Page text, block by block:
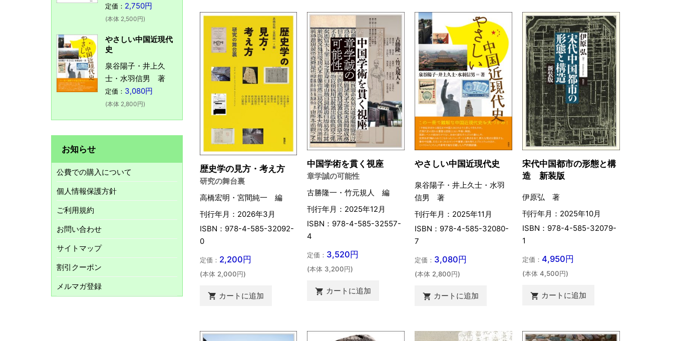
歴史学の見方・考え方
研究の舞台裏
高橋宏明・宮間純一 編
刊行年月：2026年3月
ISBN：978-4-585-32092-
0
定価： 2,200円
(本体 2,000円)
 カートに追加
中国学術を貫く視座
章学誠の可能性
古勝隆一・竹元規人 編
刊行年月：2025年12月
ISBN：978-4-585-32557-
4
定価： 3,520円
(本体 3,200円)
 カートに追加
やさしい中国近現代史
泉谷陽子・井上久士・水羽
信男 著
刊行年月：2025年11月
ISBN：978-4-585-32080-
7
定価： 3,080円
(本体 2,800円)
 カートに追加
宋代中国都市の形態と構
造 新装版
伊原弘 著
刊行年月：2025年10月
ISBN：978-4-585-32079-
1
定価：4,950円
(本体 4,500円)
 カートに追加
定価： 2,750円
(本体 2,500円)
やさしい中国近現代
史
泉谷陽子・井上久
士・水羽信男 著
定価： 3,080円
(本体 2,800円)
お知らせ
公費での購入について
個人情報保護方針
ご利用規約
お問い合わせ
サイトマップ
割引クーポン
メルマガ登録